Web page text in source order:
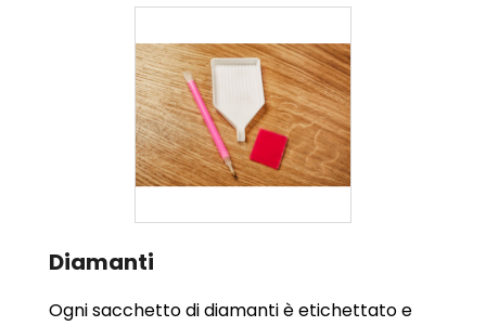
Diamanti
Ogni sacchetto di diamanti è etichettato e